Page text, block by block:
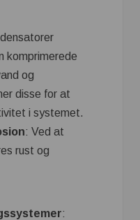
komprimerede
og
disse for at
i systemet.
: Ved at
rust og
: